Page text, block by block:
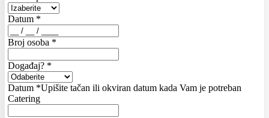
Datum *
Broj osoba *
Događaj? *
Datum *Upišite tačan ili okviran datum kada Vam je potreban
Catering